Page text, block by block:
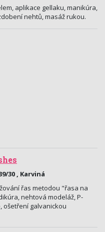
aplikace gellaku, manikúra,
nehtů, masáž rukou.
30 , Karviná
řas metodou "řasa na
nehtová modeláž, P-
ošetření galvanickou